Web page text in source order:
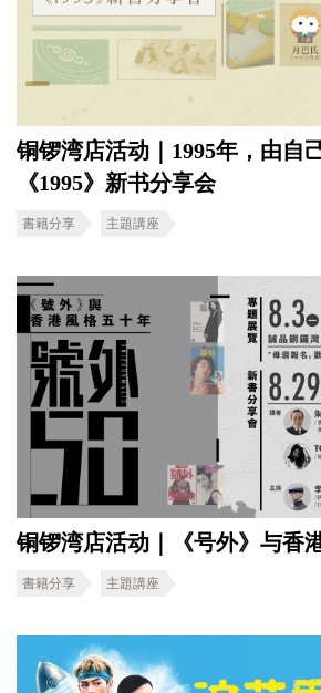
铜锣湾店活动｜1995年，由自
《1995》新书分享会
書籍分享 主題講座
铜锣湾店活动｜《号外》与香
書籍分享 主題講座